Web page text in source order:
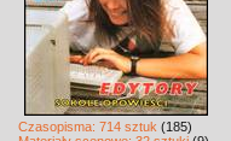
Czasopisma: 714 sztuk (185)